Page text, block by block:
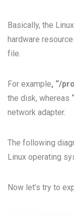
Basically, the
hardware
file.
For example, “/
the disk, whereas
network adapter.
The following
Linux operating
Now let’s try to